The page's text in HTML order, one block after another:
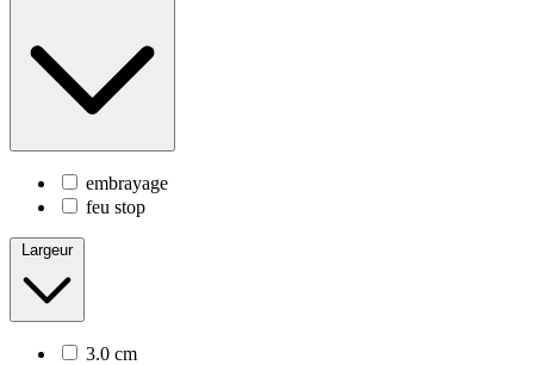
embrayage
feu stop
Largeur
3.0 cm